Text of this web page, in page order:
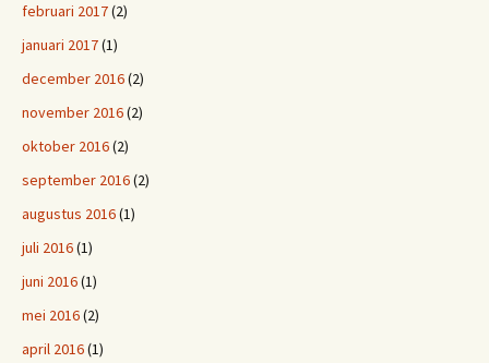
februari 2017(2)
januari 2017(1)
december 2016(2)
november 2016(2)
oktober 2016(2)
september 2016(2)
augustus 2016(1)
juli 2016(1)
juni 2016(1)
mei 2016(2)
april 2016(1)